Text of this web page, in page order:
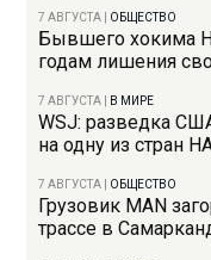
7 АВГУСТА ОБЩЕСТВО
Бывшего хокима
годам лишения
7 АВГУСТА В МИРЕ
WSJ: разведка
на одну из стран
7 АВГУСТА ОБЩЕСТВО
Грузовик MAN
трассе в